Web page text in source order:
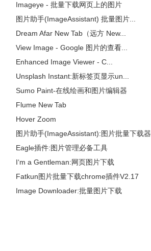
Imageye - 批量下载网页上的图片
图片助手(ImageAssistant) 批量图片...
Dream Afar New Tab（远方 New...
View Image - Google 图片的查看...
Enhanced Image Viewer - C...
Unsplash Instant:新标签页显示un...
Sumo Paint-在线绘画和图片编辑器
Flume New Tab
Hover Zoom
图片助手(ImageAssistant):图片批量下载器
Eagle插件:图片管理必备工具
I‘m a Gentleman:网页图片下载
Fatkun图片批量下载chrome插件V2.17
Image Downloader:批量图片下载